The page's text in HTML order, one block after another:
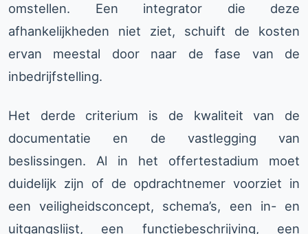
omstellen. Een integrator die deze
afhankelijkheden niet ziet, schuift de kosten
ervan meestal door naar de fase van de
inbedrijfstelling.
Het derde criterium is de kwaliteit van de
documentatie en de vastlegging van
beslissingen. Al in het offertestadium moet
duidelijk zijn of de opdrachtnemer voorziet in
een veiligheidsconcept, schema’s, een in- en
uitgangslijst, een functiebeschrijving, een